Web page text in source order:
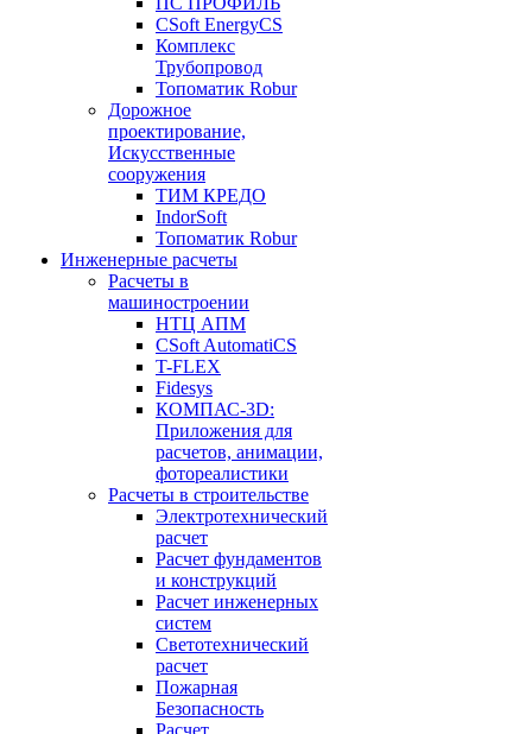
CSoft EnergyCS
Комплекс
Трубопровод
Топоматик Robur
Дорожное
проектирование,
Искусственные
сооружения
ТИМ КРЕДО
IndorSoft
Топоматик Robur
Инженерные расчеты
Расчеты в
машиностроении
НТЦ АПМ
CSoft AutomatiCS
T-FLEX
Fidesys
КОМПАС-3D:
Приложения для
расчетов, анимации,
фотореалистики
Расчеты в строительстве
Электротехнический
расчет
Расчет фундаментов
и конструкций
Расчет инженерных
систем
Светотехнический
расчет
Пожарная
Безопасность
Расчет